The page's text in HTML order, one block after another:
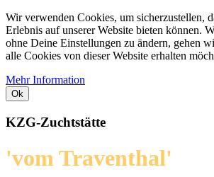
Wir verwenden Cookies, um sicherzustellen,
Erlebnis auf unserer Website bieten können.
ohne Deine Einstellungen zu ändern, gehen
alle Cookies von dieser Website erhalten
Mehr Information
Ok
KZG-Zuchtstätte
'vom Traventhal'